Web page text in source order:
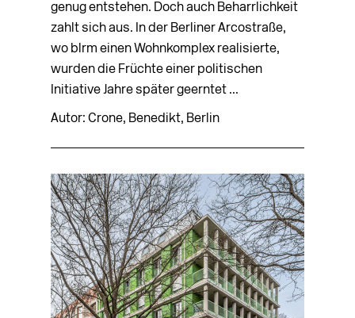
genug entstehen. Doch auch Beharrlichkeit
zahlt sich aus. In der Berliner Arcostraße,
wo blrm einen Wohnkomplex realisierte,
wurden die Früchte einer politischen
Initiative Jahre später geerntet ...
Autor: Crone, Benedikt, Berlin